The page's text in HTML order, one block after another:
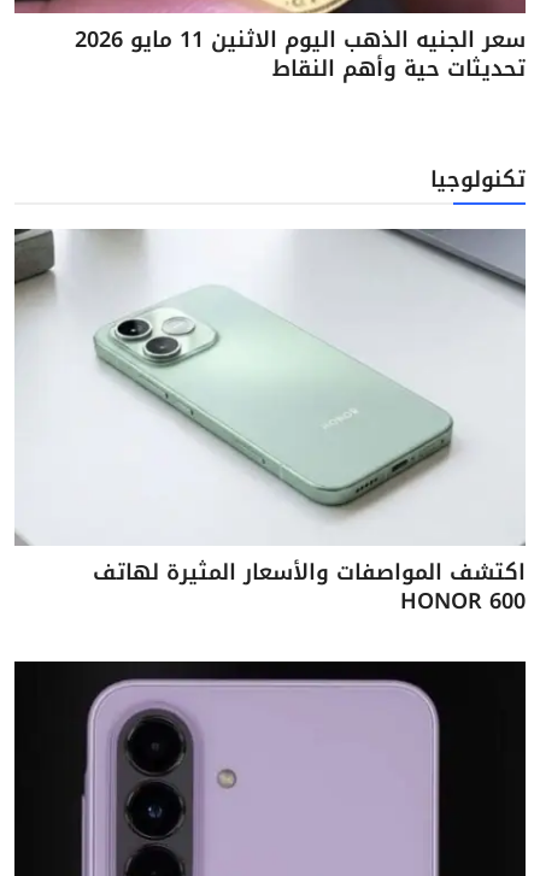
سعر الجنيه الذهب اليوم الاثنين 11 مايو 2026
تحديثات حية وأهم النقاط
تكنولوجيا
اكتشف المواصفات والأسعار المثيرة لهاتف
HONOR 600